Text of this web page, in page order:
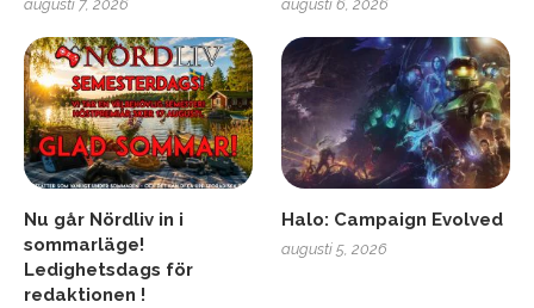
augusti 7, 2026 augusti 6, 2026
Nu går Nördliv in i
sommarläge!
Ledighetsdags för
redaktionen !
Halo: Campaign Evolved
augusti 5, 2026